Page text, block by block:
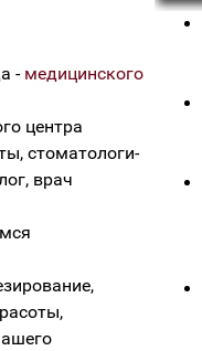
- медицинского
центра
стоматологи-
врач